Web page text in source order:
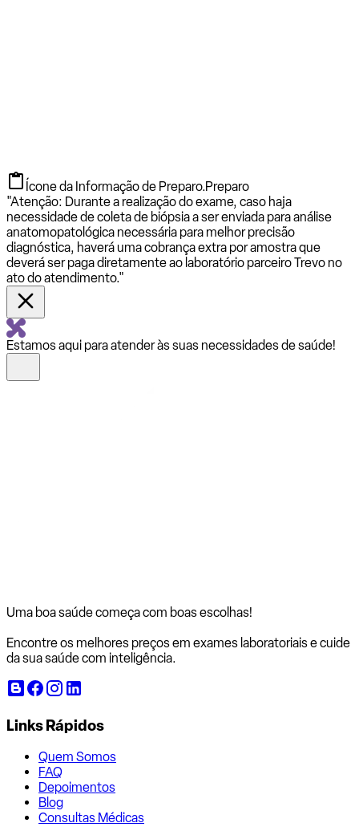
Ícone da Informação de Preparo.Preparo
"Atenção: Durante a realização do exame, caso haja
necessidade de coleta de biópsia a ser enviada para análise
anatomopatológica necessária para melhor precisão
diagnóstica, haverá uma cobrança extra por amostra que
deverá ser paga diretamente ao laboratório parceiro Trevo no
ato do atendimento."
Estamos aqui para atender às suas necessidades de saúde!
Uma boa saúde começa com boas escolhas!
Encontre os melhores preços em exames laboratoriais e cuide
da sua saúde com inteligência.
Links Rápidos
Quem Somos
FAQ
Depoimentos
Blog
Consultas Médicas